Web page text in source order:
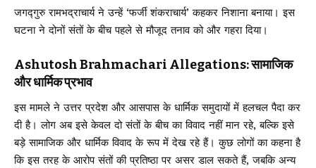
जगद्गुरु रामभद्राचार्य ने उन्हें ‘फर्जी शंकराचार्य’ कहकर निशाना बनाया। इस
घटना ने दोनों संतों के बीच पहले से मौजूद तनाव को और गहरा दिया।
Ashutosh Brahmachari Allegations: सामाजिक
और धार्मिक प्रभाव
इस मामले ने उत्तर प्रदेश और आसपास के धार्मिक समुदायों में हलचल पैदा कर
दी है। लोग अब इसे केवल दो संतों के बीच का विवाद नहीं मान रहे, बल्कि इसे
बड़े सामाजिक और धार्मिक विवाद के रूप में देख रहे हैं। कुछ लोगों का कहना है
कि इस तरह के आरोप संतों की प्रतिष्ठा पर असर डाल सकते हैं, जबकि अन्य